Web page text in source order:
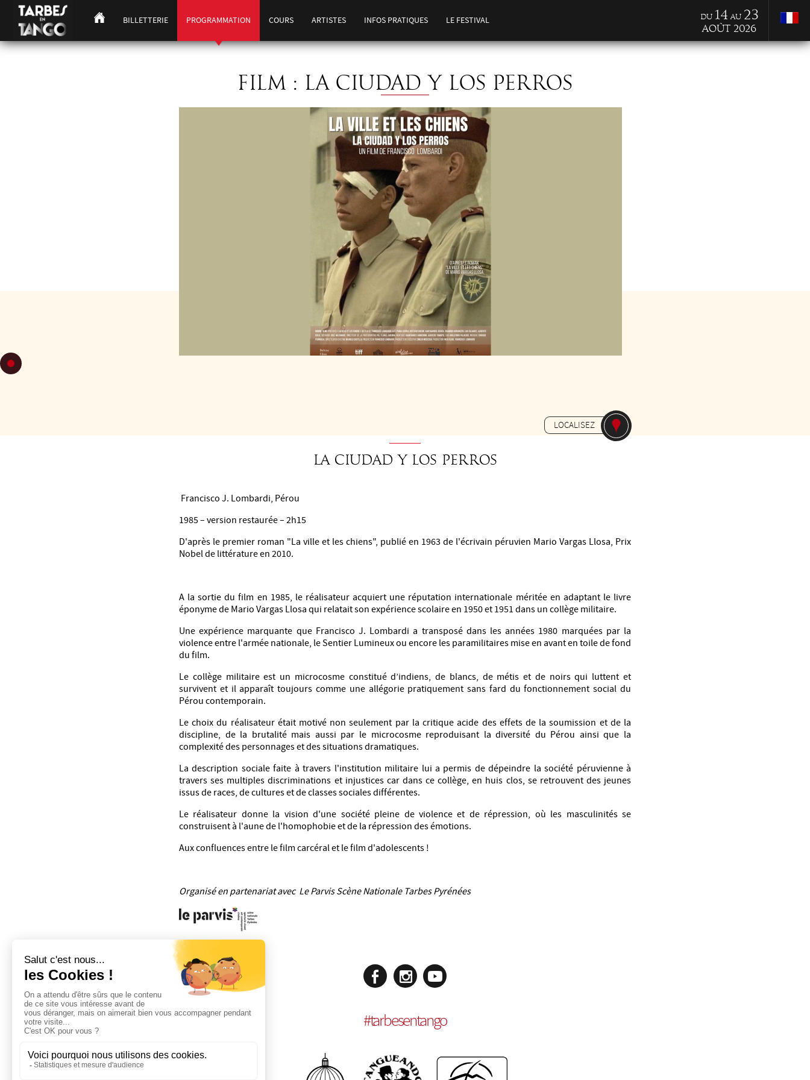
BILLETTERIE PROGRAMMATION COURS ARTISTES INFOS PRATIQUES LE FESTIVAL du 14 au 23
Août 2026
FILM : LA CIUDAD Y LOS PERROS
LOCALISEZ
La ciudad y los perros
Francisco J. Lombardi, Pérou
1985 – version restaurée – 2h15
D'après le premier roman "La ville et les chiens", publié en 1963 de l'écrivain péruvien Mario Vargas Llosa, Prix
Nobel de littérature en 2010.
A la sortie du film en 1985, le réalisateur acquiert une réputation internationale méritée en adaptant le livre
éponyme de Mario Vargas Llosa qui relatait son expérience scolaire en 1950 et 1951 dans un collège militaire.
Une expérience marquante que Francisco J. Lombardi a transposé dans les années 1980 marquées par la
violence entre l'armée nationale, le Sentier Lumineux ou encore les paramilitaires mise en avant en toile de fond
du film.
Le collège militaire est un microcosme constitué d’indiens, de blancs, de métis et de noirs qui luttent et
survivent et il apparaît toujours comme une allégorie pratiquement sans fard du fonctionnement social du
Pérou contemporain.
Le choix du réalisateur était motivé non seulement par la critique acide des effets de la soumission et de la
discipline, de la brutalité mais aussi par le microcosme reproduisant la diversité du Pérou ainsi que la
complexité des personnages et des situations dramatiques.
La description sociale faite à travers l'institution militaire lui a permis de dépeindre la société péruvienne à
travers ses multiples discriminations et injustices car dans ce collège, en huis clos, se retrouvent des jeunes
issus de races, de cultures et de classes sociales différentes.
Le réalisateur donne la vision d'une société pleine de violence et de répression, où les masculinités se
construisent à l'aune de l'homophobie et de la répression des émotions.
Aux confluences entre le film carcéral et le film d'adolescents !
Organisé en partenariat avec Le Parvis Scène Nationale Tarbes Pyrénées
#tarbesentango